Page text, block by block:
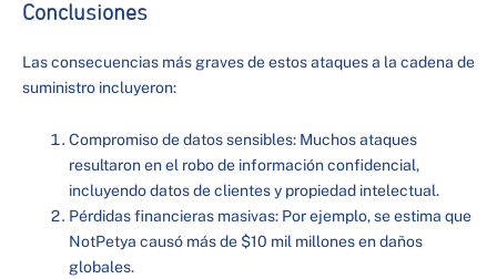
Conclusiones
Las consecuencias más graves de estos ataques a la cadena de
suministro incluyeron:
Compromiso de datos sensibles: Muchos ataques
resultaron en el robo de información confidencial,
incluyendo datos de clientes y propiedad intelectual.
Pérdidas financieras masivas: Por ejemplo, se estima que
NotPetya causó más de $10 mil millones en daños
globales.